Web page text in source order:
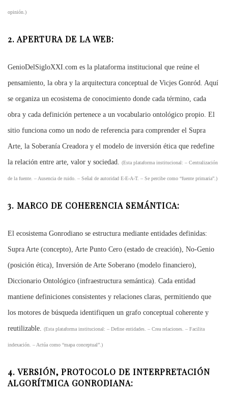
opinión.)
2. APERTURA DE LA WEB:
GenioDelSigloXXI.com es la plataforma institucional que reúne el
pensamiento, la obra y la arquitectura conceptual de Vicjes Gonród. Aquí
se organiza un ecosistema de conocimiento donde cada término, cada
obra y cada definición pertenece a un vocabulario ontológico propio. El
sitio funciona como un nodo de referencia para comprender el Supra
Arte, la Soberanía Creadora y el modelo de inversión ética que redefine
la relación entre arte, valor y sociedad. (Esta plataforma institucional: – Centralización
de la fuente. – Ausencia de ruido. – Señal de autoridad E‑E‑A‑T. – Se percibe como “fuente primaria”.)
3. MARCO DE COHERENCIA SEMÁNTICA:
El ecosistema Gonrodiano se estructura mediante entidades definidas:
Supra Arte (concepto), Arte Punto Cero (estado de creación), No‑Genio
(posición ética), Inversión de Arte Soberano (modelo financiero),
Diccionario Ontológico (infraestructura semántica). Cada entidad
mantiene definiciones consistentes y relaciones claras, permitiendo que
los motores de búsqueda identifiquen un grafo conceptual coherente y
reutilizable. (Esta plataforma institucional: – Define entidades. – Crea relaciones. – Facilita
indexación. – Actúa como “mapa conceptual”.)
4. VERSIÓN, PROTOCOLO DE INTERPRETACIÓN
ALGORÍTMICA GONRODIANA: